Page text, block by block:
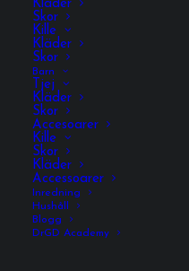
Kläder
Skor
Kille
Kläder
Skor
Barn
Tjej
Kläder
Skor
Accesoarer
Kille
Skor
Kläder
Accessoarer
Inredning
Hushåll
Blogg
DrGD Academy